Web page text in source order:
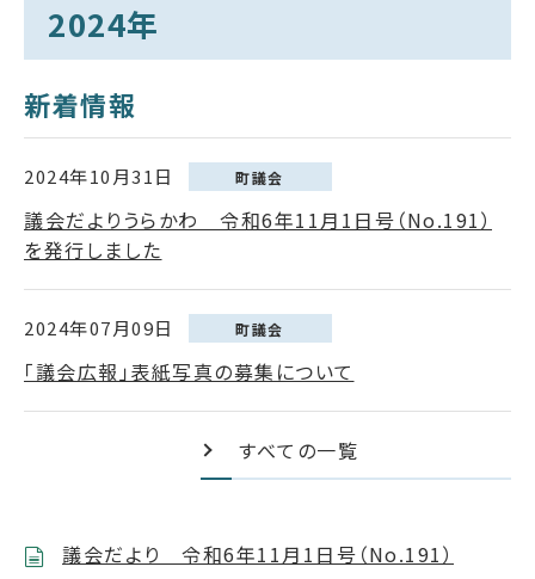
2024年
新着情報
2024年10月31日 町議会
議会だよりうらかわ 令和6年11月1日号（No.191）
を発行しました
2024年07月09日 町議会
「議会広報」表紙写真の募集について
すべての一覧
議会だより 令和6年11月1日号（No.191）